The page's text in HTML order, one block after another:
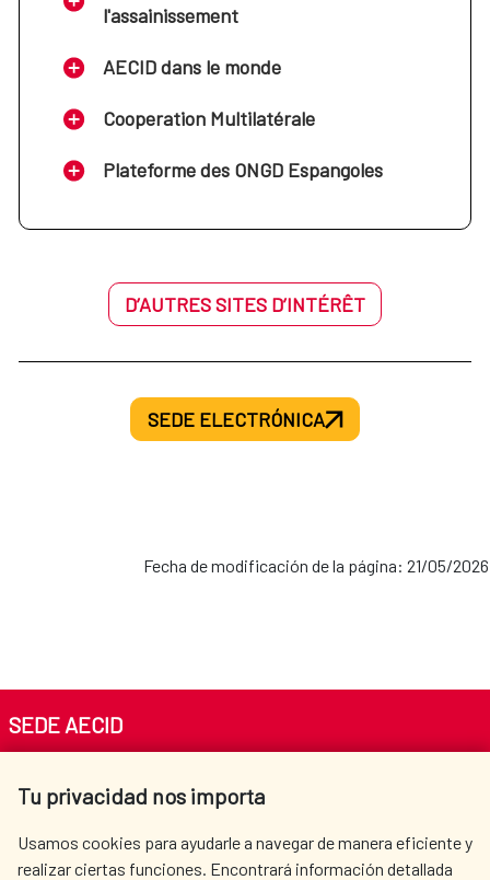
l'assainissement
AECID dans le monde
Cooperation Multilatérale
Plateforme des ONGD Espangoles
D’AUTRES SITES D’INTÉRÊT
SEDE ELECTRÓNICA
Fecha de modificación de la página: 21/05/2026
Tu privacidad nos importa
Usamos cookies para ayudarle a navegar de manera eficiente y
realizar ciertas funciones. Encontrará información detallada
SEDE AECID
Tel. +34 900 20 30 54​​​​​​​